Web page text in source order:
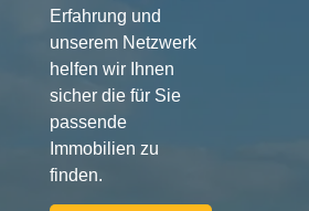
Erfahrung und
unserem Netzwerk
helfen wir Ihnen
sicher die für Sie
passende
Immobilien zu
finden.